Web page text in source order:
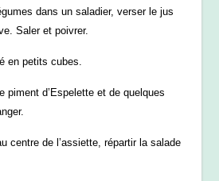
dans un saladier, verser le jus
Saler et poivrer.
en petits cubes.
piment d’Espelette et de quelques
centre de l’assiette, répartir la salade